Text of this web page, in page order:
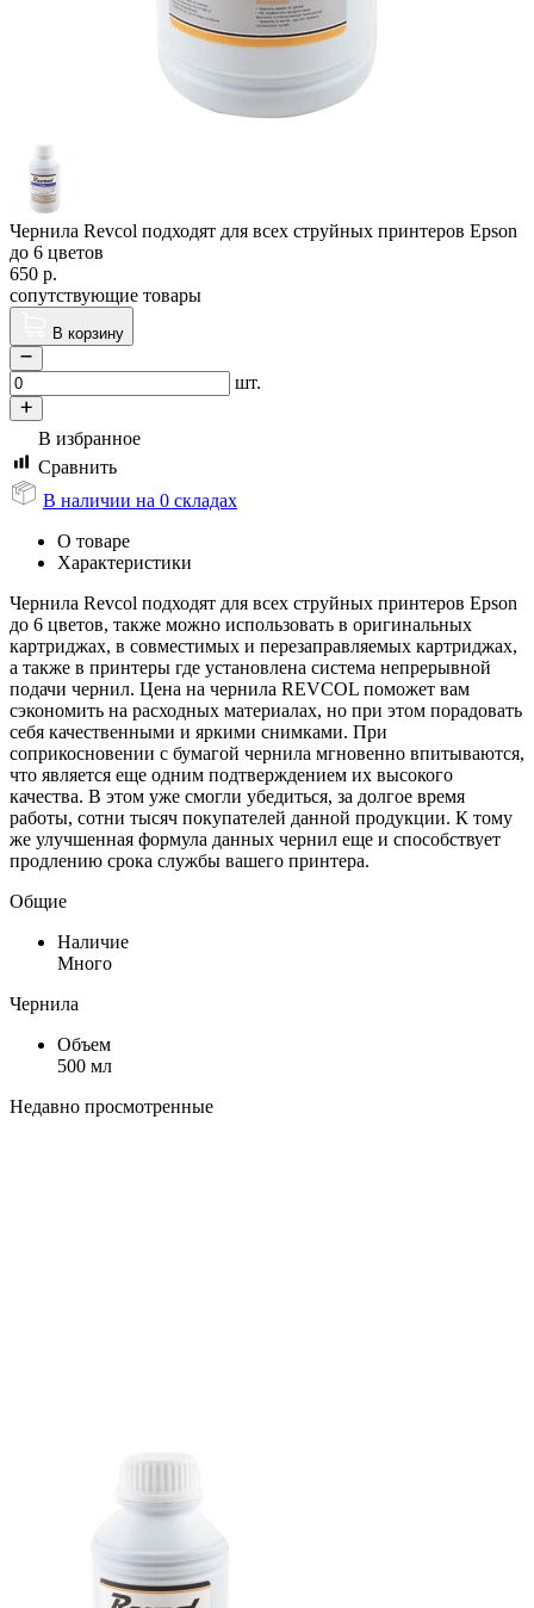
Чернила Revcol подходят для всех струйных принтеров Epson
до 6 цветов
650 р.
сопутствующие товары
В корзину
шт.
В избранное
Сравнить
В наличии на 0 складах
О товаре
Характеристики
Чернила Revcol подходят для всех струйных принтеров Epson
до 6 цветов, также можно использовать в оригинальных
картриджах, в совместимых и перезаправляемых картриджах,
а также в принтеры где установлена система непрерывной
подачи чернил. Цена на чернила REVCOL поможет вам
сэкономить на расходных материалах, но при этом порадовать
себя качественными и яркими снимками. При
соприкосновении с бумагой чернила мгновенно впитываются,
что является еще одним подтверждением их высокого
качества. В этом уже смогли убедиться, за долгое время
работы, сотни тысяч покупателей данной продукции. К тому
же улучшенная формула данных чернил еще и способствует
продлению срока службы вашего принтера.
Общие
Наличие
Много
Чернила
Объем
500 мл
Недавно просмотренные